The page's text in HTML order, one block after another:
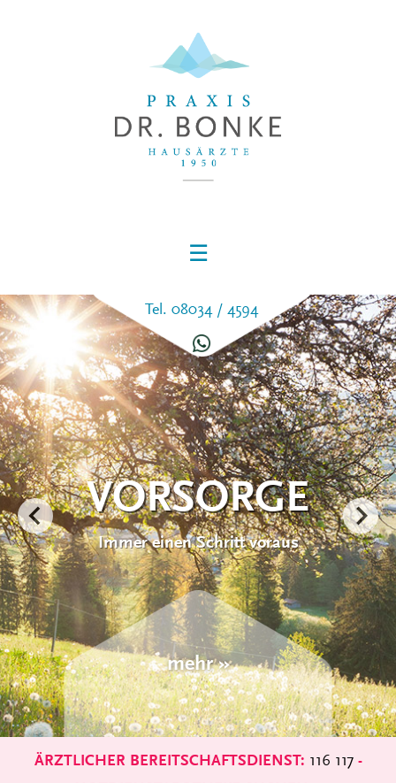
☰
Tel. 08034 / 4594
EINBLICKE
Ultraschall – Der strahlungsfreie Blick ins
Innere des Körpers
mehr »
ÄRZTLICHER BEREITSCHAFTSDIENST: 116 117-